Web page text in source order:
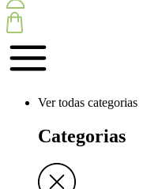
Ver todas categorias
Categorias